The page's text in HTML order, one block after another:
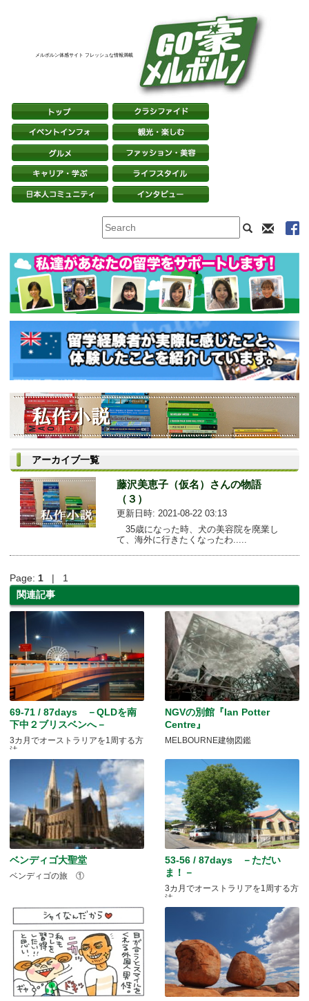
メルボルン体感サイト フレッシュな情報満載
アーカイブ一覧
藤沢美恵子（仮名）さんの物語
（３）
更新日時: 2021-08-22 03:13
35歳になった時、犬の美容院を廃業し
て、海外に行きたくなったわ.....
Page: 1 | 1
関連記事
69-71 / 87days －QLDを南
下中２ブリスベンへ－
3カ月でオーストラリアを1周する方
法
NGVの別館『Ian Potter
Centre』
MELBOURNE建物図鑑
ベンディゴ大聖堂
ベンディゴの旅 ①
53-56 / 87days －ただい
ま！－
3カ月でオーストラリアを1周する方
法